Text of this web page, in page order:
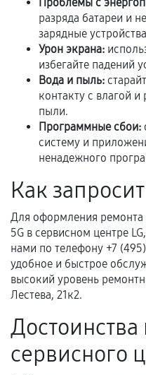
В некоторых
расширенной
условия продления
фиксируются в
Когда гарантия
Нарушение правил
перегрев, коррозия.
Самостоятельный
третьих лиц.
Естественный
предусмотрено
Обращение после
отдельных
разряда батареи и
зарядные
Урон экрана:
избегайте падений
Вода и пыль:
контакту с влагой и
пыли.
Программные сбои:
систему и
ненадежного
Как
Для оформления ремонта
5G в сервисном центре
нами по телефону +7
удобное и быстрое
высокий уровень
Лестева, 21к2.
сервисного